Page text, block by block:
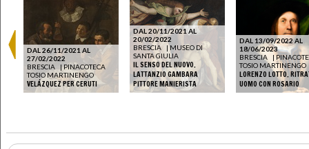
DAL 26/11/2021 AL
27/02/2022
BRESCIA
|PINACOTECA
TOSIO MARTINENGO
VELÁZQUEZ PER CERUTI
DAL 20/11/2021 AL
20/02/2022
BRESCIA
|MUSEO DI
SANTA GIULIA
IL SENSO DEL NUOVO.
LATTANZIO GAMBARA
PITTORE MANIERISTA
DAL 13/09/2022 AL
18/06/2023
BRESCIA
|
TOSIO MARTINENGO
LORENZO LOTTO.
UOMO CON ROSARIO